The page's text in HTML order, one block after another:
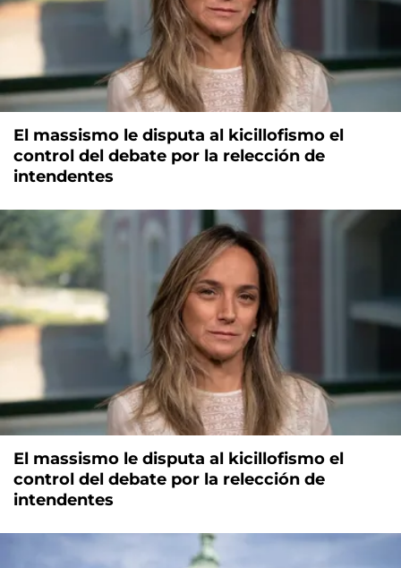
El massismo le disputa al kicillofismo el
control del debate por la relección de
intendentes
El massismo le disputa al kicillofismo el
control del debate por la relección de
intendentes